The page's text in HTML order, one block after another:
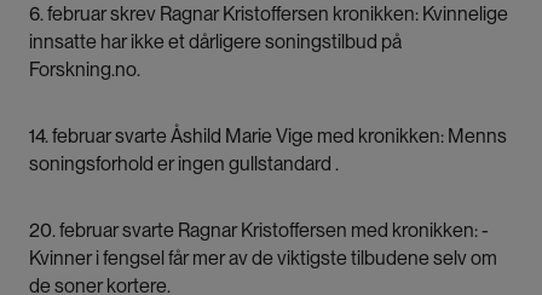
6. februar skrev Ragnar Kristoffersen kronikken: Kvinnelige
innsatte har ikke et dårligere soningstilbud på
Forskning.no.
14. februar svarte Åshild Marie Vige med kronikken: Menns
soningsforhold er ingen gullstandard .
20. februar svarte Ragnar Kristoffersen med kronikken:-
Kvinner i fengsel får mer av de viktigste tilbudene selv om
de soner kortere.